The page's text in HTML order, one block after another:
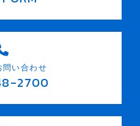
問い合わせ
2700